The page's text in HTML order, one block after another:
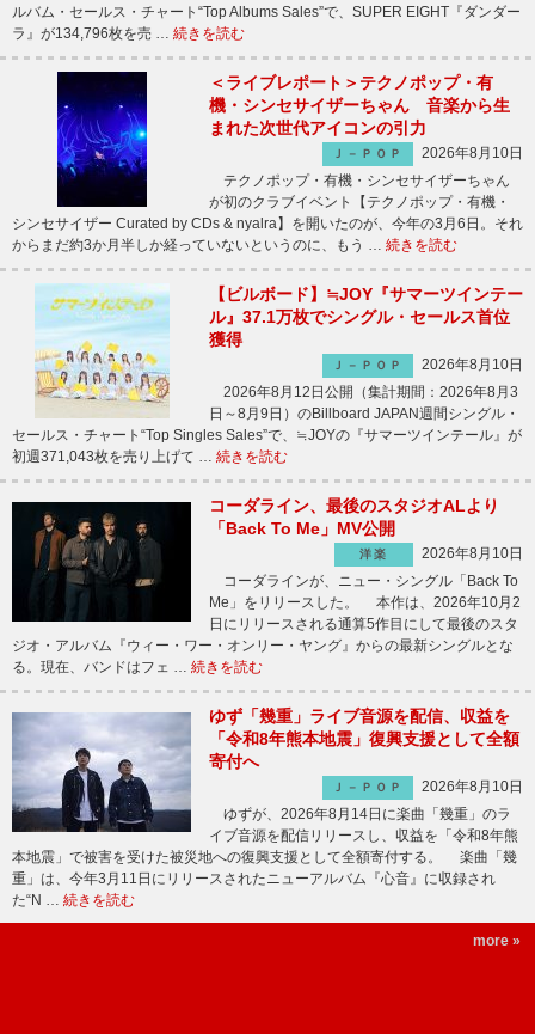
ルバム・セールス・チャート“Top Albums Sales”で、SUPER EIGHT『ダンダー
ラ』が134,796枚を売 … 続きを読む
＜ライブレポート＞テクノポップ・有
機・シンセサイザーちゃん 音楽から生
まれた次世代アイコンの引力
Ｊ－ＰＯＰ
2026年8月10日
テクノポップ・有機・シンセサイザーちゃん
が初のクラブイベント【テクノポップ・有機・
シンセサイザー Curated by CDs & nyalra】を開いたのが、今年の3月6日。それ
からまだ約3か月半しか経っていないというのに、もう … 続きを読む
【ビルボード】≒JOY『サマーツインテー
ル』37.1万枚でシングル・セールス首位
獲得
Ｊ－ＰＯＰ
2026年8月10日
2026年8月12日公開（集計期間：2026年8月3
日～8月9日）のBillboard JAPAN週間シングル・
セールス・チャート“Top Singles Sales”で、≒JOYの『サマーツインテール』が
初週371,043枚を売り上げて … 続きを読む
コーダライン、最後のスタジオALより
「Back To Me」MV公開
洋楽
2026年8月10日
コーダラインが、ニュー・シングル「Back To
Me」をリリースした。 本作は、2026年10月2
日にリリースされる通算5作目にして最後のスタ
ジオ・アルバム『ウィー・ワー・オンリー・ヤング』からの最新シングルとな
る。現在、バンドはフェ … 続きを読む
ゆず「幾重」ライブ音源を配信、収益を
「令和8年熊本地震」復興支援として全額
寄付へ
Ｊ－ＰＯＰ
2026年8月10日
ゆずが、2026年8月14日に楽曲「幾重」のラ
イブ音源を配信リリースし、収益を「令和8年熊
本地震」で被害を受けた被災地への復興支援として全額寄付する。 楽曲「幾
重」は、今年3月11日にリリースされたニューアルバム『心音』に収録され
た“N … 続きを読む
more »